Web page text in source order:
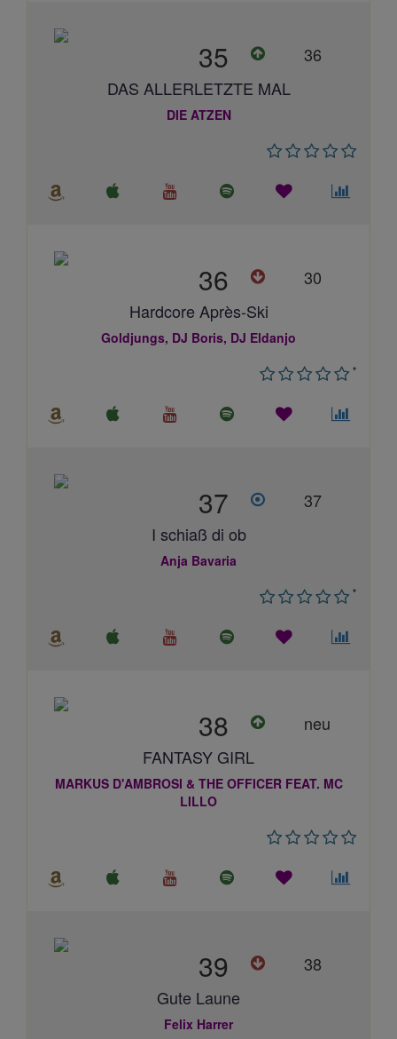
35
36
DAS ALLERLETZTE MAL
DIE ATZEN
36
30
Hardcore Après-Ski
Goldjungs, DJ Boris, DJ Eldanjo
*
37
37
I schiaß di ob
Anja Bavaria
*
38
neu
FANTASY GIRL
MARKUS D'AMBROSI & THE OFFICER FEAT. MC
LILLO
39
38
Gute Laune
Felix Harrer